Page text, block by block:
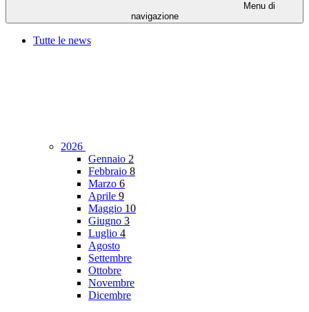
Menu di
navigazione
Tutte le news
2026
Gennaio 2
Febbraio 8
Marzo 6
Aprile 9
Maggio 10
Giugno 3
Luglio 4
Agosto
Settembre
Ottobre
Novembre
Dicembre